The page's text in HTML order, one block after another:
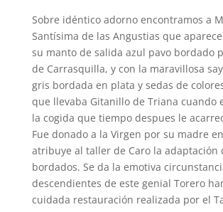
Sobre idéntico adorno encontramos a
Santísima de las Angustias que
su manto de salida azul pavo bordado
de Carrasquilla, y con la maravillosa
gris bordada en plata y sedas de
que llevaba Gitanillo de Triana cuando
la cogida que tiempo despues le
Fue donado a la Virgen por su madre
atribuye al taller de Caro la adaptación
bordados. Se da la emotiva
descendientes de este genial Torero
cuidada restauración realizada por el